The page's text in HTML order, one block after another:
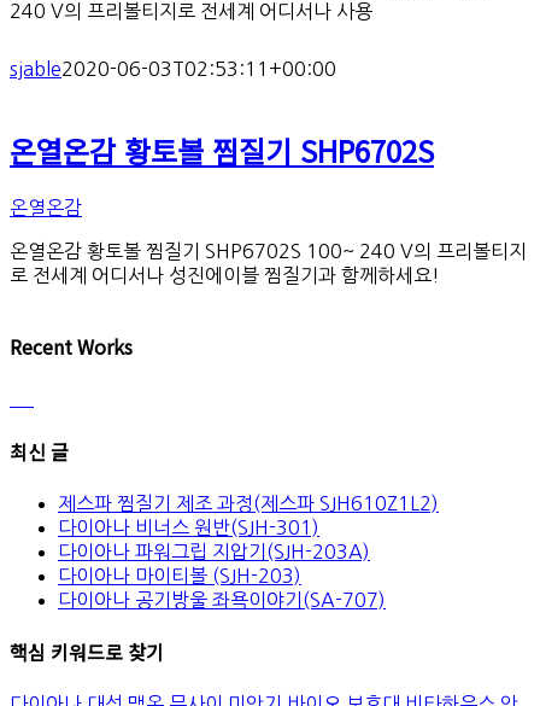
240 V의 프리볼티지로 전세계 어디서나 사용
sjable2020-06-03T02:53:11+00:00
온열온감 황토볼 찜질기 SHP6702S
온열온감
온열온감 황토볼 찜질기 SHP6702S 100~ 240 V의 프리볼티지
로 전세계 어디서나 성진에이블 찜질기과 함께하세요!
Recent Works
최신 글
제스파 찜질기 제조 과정(제스파 SJH610Z1L2)
다이아나 비너스 원반(SJH-301)
다이아나 파워그립 지압기(SJH-203A)
다이아나 마이티볼 (SJH-203)
다이아나 공기방울 좌욕이야기(SA-707)
핵심 키워드로 찾기